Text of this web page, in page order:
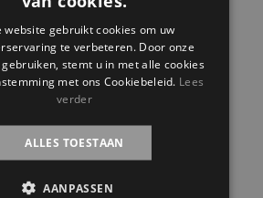
website gebruikt cookies om uw
te verbeteren. Door onze
stemt u in met alle cookies
met ons Cookiebeleid. Lees
verder
ALLES TOESTAAN
AANPASSEN